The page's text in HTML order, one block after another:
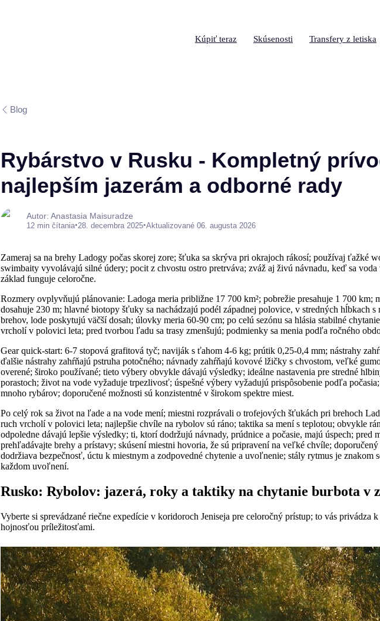
Kúpiť teraz Skúsenosti Transfery z letiska
Blog
Rybárstvo v Rusku - Kompletný
najlepším jazerám a odborné rady
Autor: Anastasia Maisuradze
12 min čítania•28. decembra 2025•Aktualizované 06. augusta 2026
Zameraj sa na brehy Ladogy počas skorej zore; šťuka sa skrýva pri okrajoch rákosí; používaj ťažké
swimbaity vyvolávajú silné údery; pocit z chvostu ostro pretrváva; zváž aj živú návnadu, keď sa
základ funguje celoročne.
Rozmery ovplyvňujú plánovanie: Ladoga meria približne 17 700 km²; pobrežie presahuje 1 700 km;
dosahuje 230 m; hlavné biotopy šťuky sa nachádzajú podél západnej polovice, v stredných hĺbkach s
brehov, lode poskytujú väčší dosah; úlovky meria 60-90 cm; po celú sezónu sa hlásia stabilné
vrcholí v polovici leta; pred tvorbou ľadu sa trasy zmenšujú; podmienky sa menia podľa ročného
Gear quick-start: 6-7 stopová grafitová tyč; naviják s ťahom 4-6 kg; prútik 0,25-0,4 mm; nástrahy
ďalšie nástrahy zahŕňajú pstruha potočného; návnady zahŕňajú kovové lžičky s chvostom, veľké
overené; široko používané; tieto výbery obvykle dávajú výsledky; ideálne nastavenia pre stredné
porastoch; život na vode vyžaduje trpezlivosť; úspešné výbery vyžadujú prispôsobenie podľa
mnoho rybárov; doporučené možnosti sú konzistentné v širokom spektre miest.
Po celý rok sa život na ľade a na vode mení; miestni rozprávali o trofejových šťukách pri brehoch
ruch vrcholí v polovici leta; najlepšie chvíle na rybolov sú ráno; taktika sa mení s teplotou; obvykle
odpoledne dávajú lepšie výsledky; ti, ktorí dodržujú návnady, prúdnice a počasie, majú úspech; pred
prehľadávajte brehy a prístavy; skúsení miestni hovoria, že sú pripravení na veľké chvíle; doporučený
dodržiava bezpečnosť, úctu k miestnym a zodpovedné chytenie a uvoľnenie; stály rytmus je znakom
každom uvoľnení.
Rusko: Rybolov: jazerá, roky a taktiky na chytanie burbota v
Vyberte si sprevádzané riečne expedície v koridoroch Jeniseja pre celoročný prístup; to vás privádza
hojnosťou príležitosťami.